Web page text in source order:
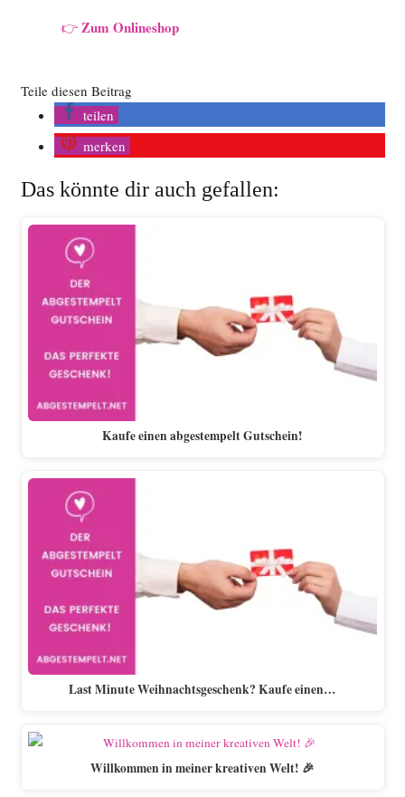
👉 Zum Onlineshop
Teile diesen Beitrag
teilen
merken
Das könnte dir auch gefallen:
Kaufe einen abgestempelt Gutschein!
Last Minute Weihnachtsgeschenk? Kaufe einen…
Willkommen in meiner kreativen Welt! 🎉